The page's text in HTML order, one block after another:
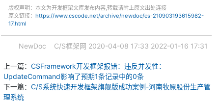
版权声明：本文为开发框架文库发布内容,转载请附上原文出处连接
原文链接： https://www.cscode.net/archive/newdoc/cs-210903193615982-
17.html
NewDoc C/S框架网 2020-04-08 17:33 2022-01-16 17:31
上一篇： CSFramework开发框架报错：违反并发性：
UpdateCommand影响了预期1条记录中的0条
下一篇： C/S系统快速开发框架旗舰版成功案例-河南牧原股份生产管
理系统